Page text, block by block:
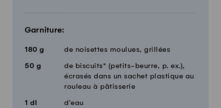
Garniture:
180 g de noisettes moulues, grillées
50 g
de biscuits* (petits-beurre, p. ex.),
écrasés dans un sachet plastique au
rouleau à pâtisserie
1 dl d'eau